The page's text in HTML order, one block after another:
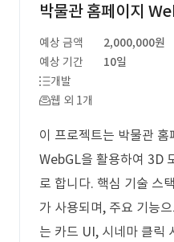
박물관 홈페이지
예상 금액
2,000,000원
예상 기간
10일
개발
웹 외 1개
이 프로젝트는 박물관 홈
WebGL을 활용하여 3D
로 합니다. 핵심 기술 스
가 사용되며, 주요 기능
는 카드 UI, 시네마 클릭